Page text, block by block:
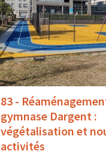
83 -
gymnase Dargent :
végétalisation et
activités